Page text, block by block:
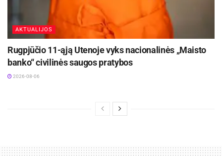
AKTUALIJOS
Rugpjūčio 11-ąją Utenoje vyks nacionalinės „Maisto
banko“ civilinės saugos pratybos
2026-08-06